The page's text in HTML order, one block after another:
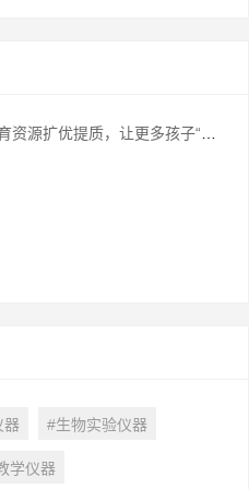
器 #生物实验仪器
学仪器